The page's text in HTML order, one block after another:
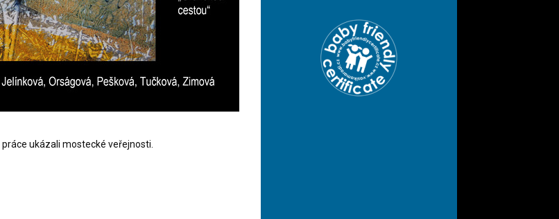
ukázali mostecké veřejnosti.